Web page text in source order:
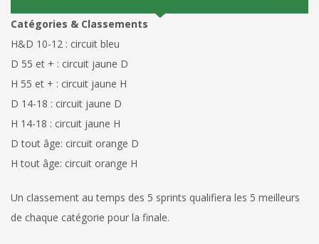
Catégories & Classements
H&D 10-12 : circuit bleu
D 55 et + : circuit jaune D
H 55 et + : circuit jaune H
D 14-18 : circuit jaune D
H 14-18 : circuit jaune H
D tout âge: circuit orange D
H tout âge: circuit orange H
Un classement au temps des 5 sprints qualifiera les 5 meilleurs
de chaque catégorie pour la finale.